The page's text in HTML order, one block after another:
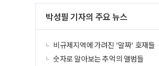
박성필 기자의 주요 뉴스
비규제지역에 가려진 '알짜' 호재들
숫자로 알아보는 추억의 앨범들